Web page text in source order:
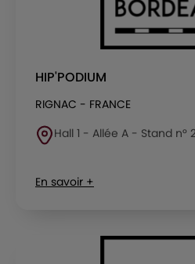
HIP'PODIUM
RIGNAC - FRANCE
Hall 1 - Allée A - Stand n°
En savoir +